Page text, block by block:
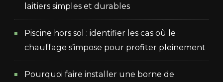
laitiers simples et durables
Piscine hors sol : identifier les cas où le
chauffage s’impose pour profiter pleinement
Pourquoi faire installer une borne de